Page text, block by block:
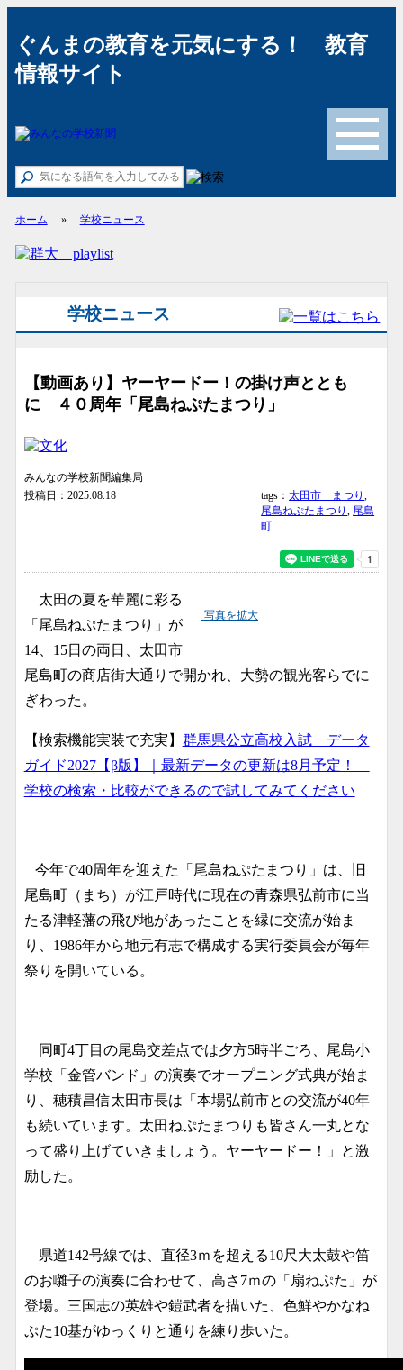
ぐんまの教育を元気にする！ 教育
情報サイト
メニュー
ホーム » 学校ニュース
学校ニュース
【動画あり】ヤーヤードー！の掛け声ととも
に ４０周年「尾島ねぷたまつり」
みんなの学校新聞編集局
投稿日：2025.08.18
tags：太田市 まつり,
尾島ねぷたまつり, 尾島
町
写真を拡大
太田の夏を華麗に彩る
「尾島ねぷたまつり」が
14、15日の両日、太田市
尾島町の商店街大通りで開かれ、大勢の観光客らでに
ぎわった。
【検索機能実装で充実】 群馬県公立高校入試 データ
ガイド2027【β版】｜最新データの更新は8月予定！
学校の検索・比較ができるので試してみてください
今年で40周年を迎えた「尾島ねぷたまつり」は、旧
尾島町（まち）が江戸時代に現在の青森県弘前市に当
たる津軽藩の飛び地があったことを縁に交流が始ま
り、1986年から地元有志で構成する実行委員会が毎年
祭りを開いている。
同町4丁目の尾島交差点では夕方5時半ごろ、尾島小
学校「金管バンド」の演奏でオープニング式典が始ま
り、穂積昌信太田市長は「本場弘前市との交流が40年
も続いています。太田ねぷたまつりも皆さん一丸とな
って盛り上げていきましょう。ヤーヤードー！」と激
励した。
県道142号線では、直径3ｍを超える10尺大太鼓や笛
のお囃子の演奏に合わせて、高さ7ｍの「扇ねぷた」が
登場。三国志の英雄や鎧武者を描いた、色鮮やかなね
ぷた10基がゆっくりと通りを練り歩いた。